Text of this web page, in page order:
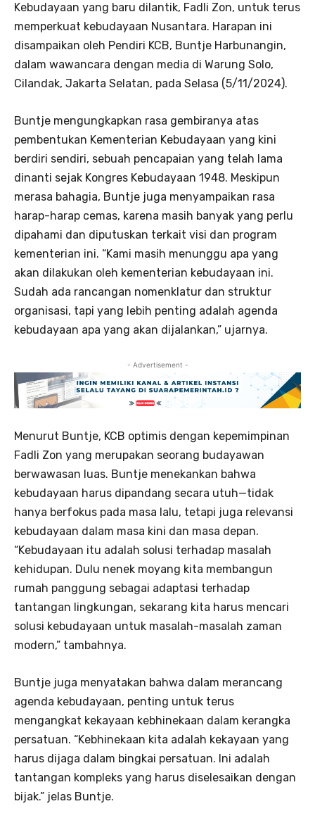
Kebudayaan yang baru dilantik, Fadli Zon, untuk terus
memperkuat kebudayaan Nusantara. Harapan ini
disampaikan oleh Pendiri KCB, Buntje Harbunangin,
dalam wawancara dengan media di Warung Solo,
Cilandak, Jakarta Selatan, pada Selasa (5/11/2024).
Buntje mengungkapkan rasa gembiranya atas
pembentukan Kementerian Kebudayaan yang kini
berdiri sendiri, sebuah pencapaian yang telah lama
dinanti sejak Kongres Kebudayaan 1948. Meskipun
merasa bahagia, Buntje juga menyampaikan rasa
harap-harap cemas, karena masih banyak yang perlu
dipahami dan diputuskan terkait visi dan program
kementerian ini. “Kami masih menunggu apa yang
akan dilakukan oleh kementerian kebudayaan ini.
Sudah ada rancangan nomenklatur dan struktur
organisasi, tapi yang lebih penting adalah agenda
kebudayaan apa yang akan dijalankan,” ujarnya.
- Advertisement -
Menurut Buntje, KCB optimis dengan kepemimpinan
Fadli Zon yang merupakan seorang budayawan
berwawasan luas. Buntje menekankan bahwa
kebudayaan harus dipandang secara utuh—tidak
hanya berfokus pada masa lalu, tetapi juga relevansi
kebudayaan dalam masa kini dan masa depan.
“Kebudayaan itu adalah solusi terhadap masalah
kehidupan. Dulu nenek moyang kita membangun
rumah panggung sebagai adaptasi terhadap
tantangan lingkungan, sekarang kita harus mencari
solusi kebudayaan untuk masalah-masalah zaman
modern,” tambahnya.
Buntje juga menyatakan bahwa dalam merancang
agenda kebudayaan, penting untuk terus
mengangkat kekayaan kebhinekaan dalam kerangka
persatuan. “Kebhinekaan kita adalah kekayaan yang
harus dijaga dalam bingkai persatuan. Ini adalah
tantangan kompleks yang harus diselesaikan dengan
bijak.” jelas Buntje.